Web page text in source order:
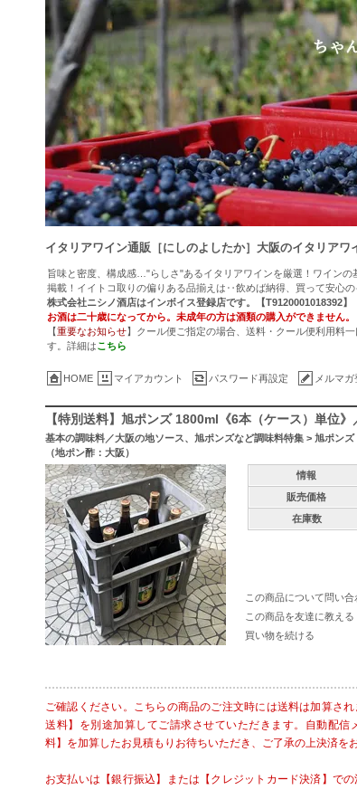
イタリアワイン通販［にしのよしたか］大阪のイタリア
旨味と密度、構成感…"らしさ"あるイタリアワインを厳選！ワインの
掲載！イイトコ取りの偏りある品揃えは‥飲めば納得、買って安心の
株式会社ニシノ酒店はインボイス登録店です。【T9120001018392】
お酒は二十歳になってから。未成年の方は酒類の購入ができません。
【重要なお知らせ】クール便ご指定の場合、送料・クール便利用料
す。詳細はこちら
HOME マイアカウント パスワード再設定 メルマ
【特別送料】旭ポンズ 1800ml《6本（ケース）単位》
基本の調味料／大阪の地ソース、旭ポンズなど調味料特集 > 旭ポンズ
（地ポン酢：大阪）
情報
販売価格
在庫数
この商品について問い合
この商品を友達に教える
買い物を続ける
ご確認ください。こちらの商品のご注文時には送料は加算さ
送料】を別途加算してご請求させていただきます。自動配信
料】を加算したお見積もりお待ちいただき、ご了承の上決済を
お支払いは【銀行振込】または【クレジットカード決済】で